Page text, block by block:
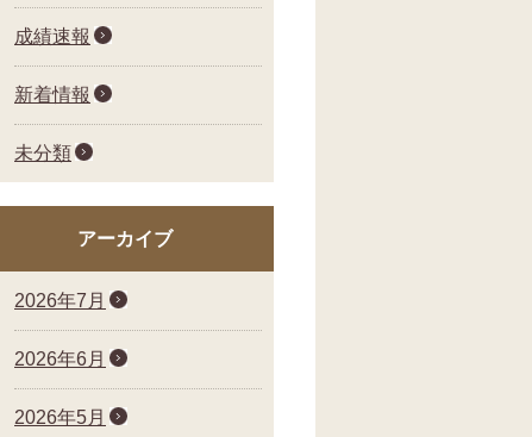
成績速報
新着情報
未分類
アーカイブ
2026年7月
2026年6月
2026年5月